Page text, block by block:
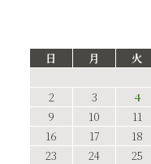
日 月 火
2
3 4
9
10 11
16
17 18
23
24 25